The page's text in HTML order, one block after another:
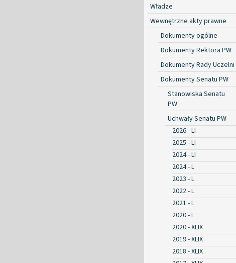
Władze
Wewnętrzne akty prawne
Dokumenty ogólne
Dokumenty Rektora PW
Dokumenty Rady Uczelni
Dokumenty Senatu PW
Stanowiska Senatu
PW
Uchwały Senatu PW
2026 - LI
2025 - LI
2024 - LI
2024 - L
2023 - L
2022 - L
2021 - L
2020 - L
2020 - XLIX
2019 - XLIX
2018 - XLIX